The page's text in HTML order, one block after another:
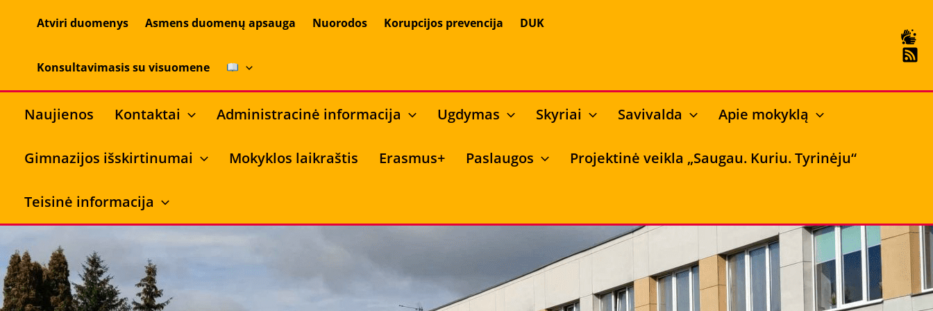
Atviri duomenys Asmens duomenų apsauga Nuorodos Korupcijos prevencija DUK
Konsultavimasis su visuomene
Naujienos Kontaktai Administracinė informacija Ugdymas Skyriai Savivalda Apie mokyklą
Gimnazijos išskirtinumai Mokyklos laikraštis Erasmus+ Paslaugos Projektinė veikla „Saugau. Kuriu. Tyrinėju“
Teisinė informacija